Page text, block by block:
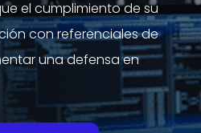
el cumplimiento de su
con referenciales de
una defensa en